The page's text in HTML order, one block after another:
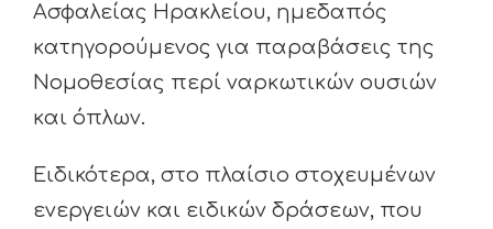
Ασφαλείας Ηρακλείου, ημεδαπός
κατηγορούμενος για παραβάσεις της
Νομοθεσίας περί ναρκωτικών ουσιών
και όπλων.
Ειδικότερα, στο πλαίσιο στοχευμένων
ενεργειών και ειδικών δράσεων, που